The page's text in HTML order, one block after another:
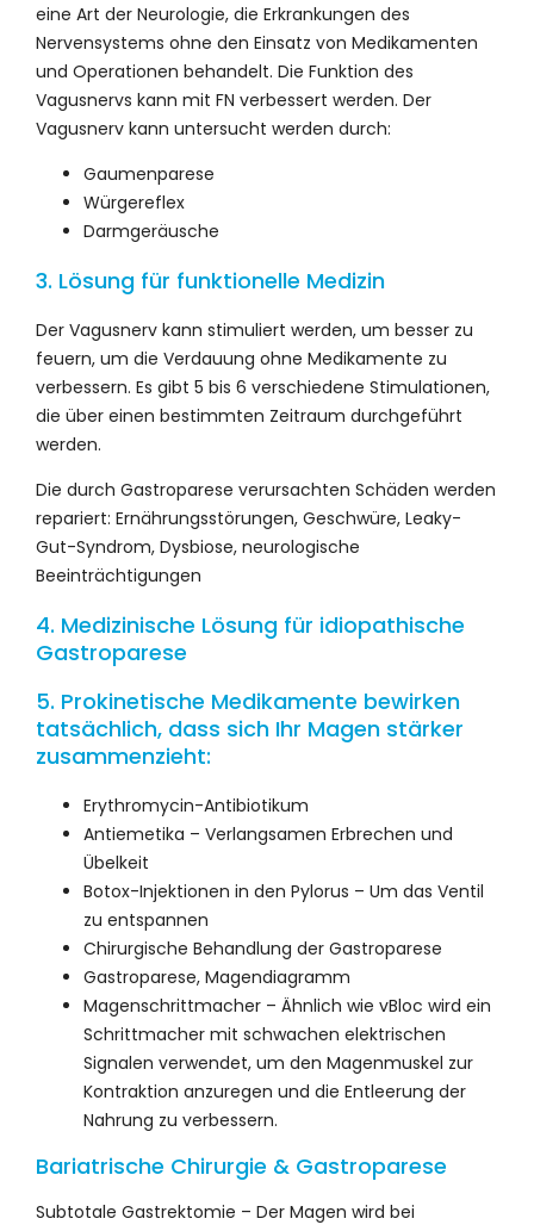
eine Art der Neurologie, die Erkrankungen des
Nervensystems ohne den Einsatz von Medikamenten
und Operationen behandelt. Die Funktion des
Vagusnervs kann mit FN verbessert werden. Der
Vagusnerv kann untersucht werden durch:
Gaumenparese
Würgereflex
Darmgeräusche
3. Lösung für funktionelle Medizin
Der Vagusnerv kann stimuliert werden, um besser zu
feuern, um die Verdauung ohne Medikamente zu
verbessern. Es gibt 5 bis 6 verschiedene Stimulationen,
die über einen bestimmten Zeitraum durchgeführt
werden.
Die durch Gastroparese verursachten Schäden werden
repariert: Ernährungsstörungen, Geschwüre, Leaky-
Gut-Syndrom, Dysbiose, neurologische
Beeinträchtigungen
4. Medizinische Lösung für idiopathische
Gastroparese
5. Prokinetische Medikamente bewirken
tatsächlich, dass sich Ihr Magen stärker
zusammenzieht:
Erythromycin-Antibiotikum
Antiemetika – Verlangsamen Erbrechen und
Übelkeit
Botox-Injektionen in den Pylorus – Um das Ventil
zu entspannen
Chirurgische Behandlung der Gastroparese
Gastroparese, Magendiagramm
Magenschrittmacher – Ähnlich wie vBloc wird ein
Schrittmacher mit schwachen elektrischen
Signalen verwendet, um den Magenmuskel zur
Kontraktion anzuregen und die Entleerung der
Nahrung zu verbessern.
Bariatrische Chirurgie & Gastroparese
Subtotale Gastrektomie – Der Magen wird bei